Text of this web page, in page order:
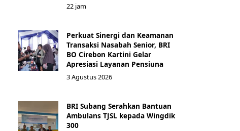
22 jam
Perkuat Sinergi dan Keamanan
Transaksi Nasabah Senior, BRI
BO Cirebon Kartini Gelar
Apresiasi Layanan Pensiuna
3 Agustus 2026
BRI Subang Serahkan Bantuan
Ambulans TJSL kepada Wingdik
300